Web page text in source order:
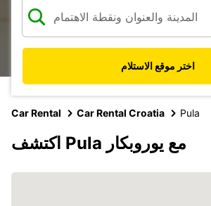
اختر موقع الاستلام
Car Rental Car Rental Croatia Pula
اكتشف Pula مع يوروبكار